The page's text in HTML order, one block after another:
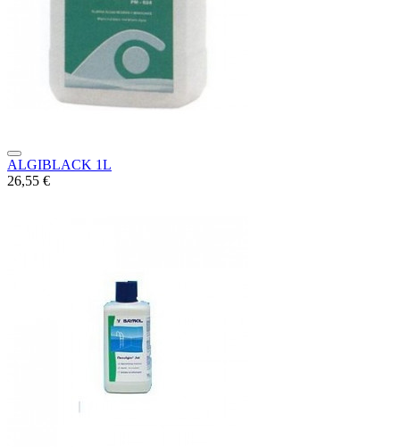
ALGIBLACK 1L
26,55 €